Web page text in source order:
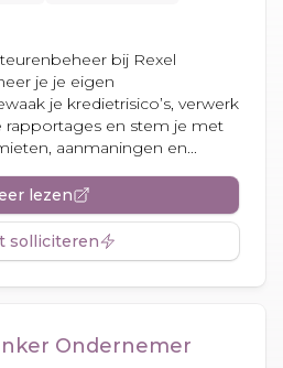
bij Rexel
je je eigen
je kredietrisico’s, verwerk
rapportages en stem je met
aanmaningen en...
lezen
solliciteren
Ondernemer